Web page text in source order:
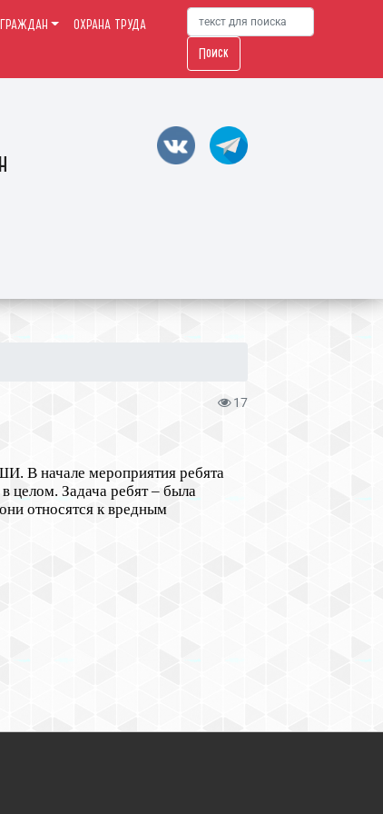
ОХРАНА ТРУДА
Поиск
17
В начале мероприятия ребята
целом. Задача ребят – была
относятся к вредным